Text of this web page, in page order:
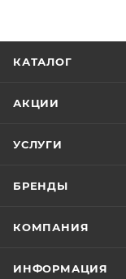
КАТАЛОГ
АКЦИИ
УСЛУГИ
БРЕНДЫ
КОМПАНИЯ
ИНФОРМАЦИЯ